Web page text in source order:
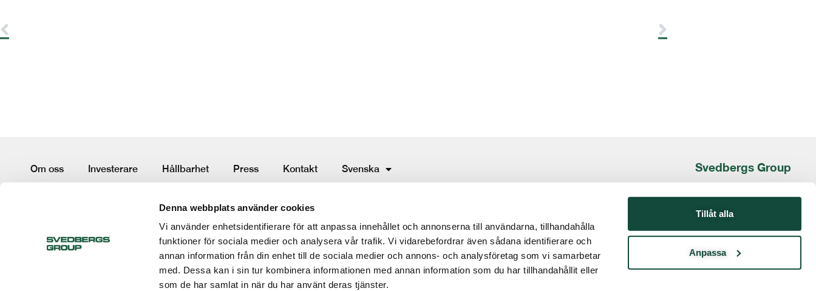
Denna webbplats använder cookies
Vi använder enhetsidentifierare för att anpassa innehållet och annonserna till användarna, tillhandahålla
funktioner för sociala medier och analysera vår trafik. Vi vidarebefordrar även sådana identifierare och
annan information från din enhet till de sociala medier och annons- och analysföretag som vi samarbetar
med. Dessa kan i sin tur kombinera informationen med annan information som du har tillhandahållit eller
som de har samlat in när du har använt deras tjänster.
Tillåt alla
Anpassa
Om oss Investerare Hållbarhet Press Kontakt Svenska
Code of conduct Whistleblowing service
Följ oss:
Svedbergs Group
301 18 HALMSTAD
Besöksadress:
Kristian IV:s väg 3
ir@svedbergsgroup.com